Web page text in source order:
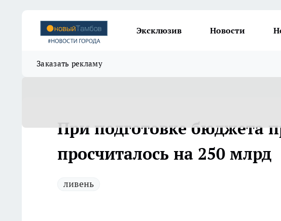
Эксклюзив Новости
Заказать рекламу
При подготовке бюджета
просчиталось на 250 млрд
ливень